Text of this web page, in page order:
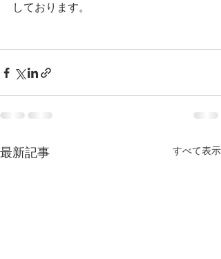
しております。
最新記事 すべて表示